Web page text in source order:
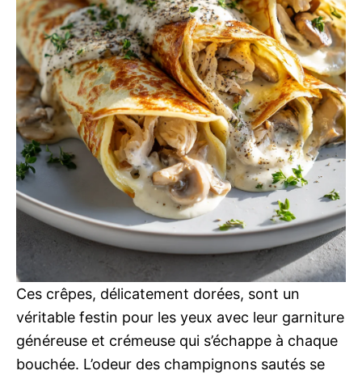
Ces crêpes, délicatement dorées, sont un
véritable festin pour les yeux avec leur garniture
généreuse et crémeuse qui s’échappe à chaque
bouchée. L’odeur des champignons sautés se